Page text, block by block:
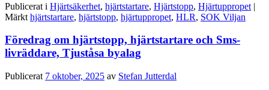
Publicerat i Hjärtsäkerhet, hjärtstartare, Hjärtstopp, Hjärtuppropet |
Märkt hjärtstartare, hjärtstopp, hjärtuppropet, HLR, SOK Viljan
Föredrag om hjärtstopp, hjärtstartare och Sms-
livräddare, Tjuståsa byalag
Publicerat 7 oktober, 2025 av Stefan Jutterdal